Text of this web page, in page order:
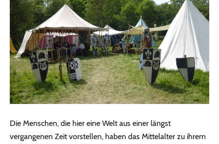
Die Menschen, die hier eine Welt aus einer längst
vergangenen Zeit vorstellen, haben das Mittelalter zu ihrem